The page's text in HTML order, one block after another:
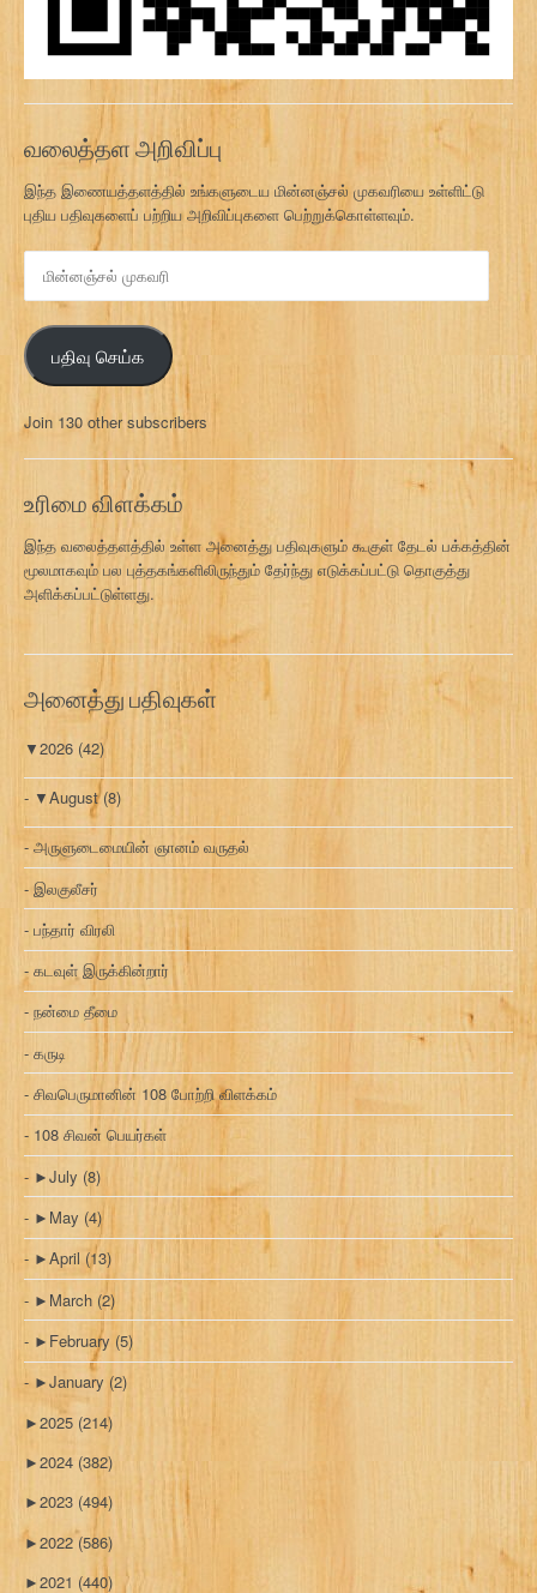
வலைத்தள அறிவிப்பு
இந்த இணையத்தளத்தில் உங்களுடைய மின்னஞ்சல் முகவரியை உள்ளிட்டு
புதிய பதிவுகளைப் பற்றிய அறிவிப்புகளை பெற்றுக்கொள்ளவும்.
ன
ஞ்
ச
ல்
க
வ
பதிவு செய்க
Join 130 other subscribers
உரிமை விளக்கம்
இந்த வலைத்தளத்தில் உள்ள அனைத்து பதிவுகளும் கூகுள் தேடல் பக்கத்தின்
மூலமாகவும் பல புத்தகங்களிலிருந்தும் தேர்ந்து எடுக்கப்பட்டு தொகுத்து
அளிக்கப்பட்டுள்ளது.
அனைத்து பதிவுகள்
▼2026 (42)
▼August(8)
அருளுடைமையின் ஞானம் வருதல்
இலகுலீசர்
பந்தார் விரலி
கடவுள் இருக்கின்றார்
நன்மை தீமை
கருடி
சிவபெருமானின் 108 போற்றி விளக்கம்
108 சிவன் பெயர்கள்
►July (8)
► May (4)
►April (13)
► March (2)
► February (5)
►January (2)
►2025 (214)
►2024 (382)
►2023 (494)
►2022(586)
►2021 (440)